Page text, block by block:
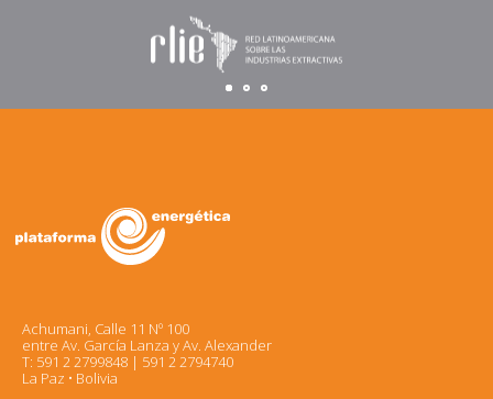
Achumani, Calle 11 Nº 100
entre Av. García Lanza y Av. Alexander
T: 591 2 2799848 | 591 2 2794740
La Paz • Bolivia